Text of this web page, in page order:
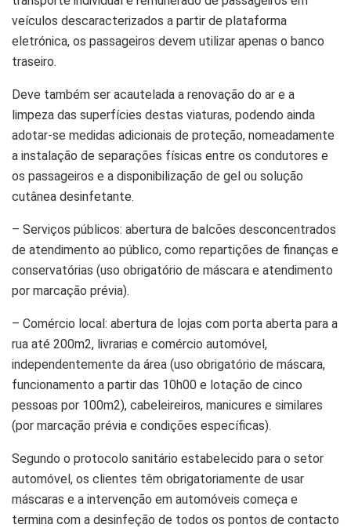
veículos descaracterizados a partir de plataforma
eletrónica, os passageiros devem utilizar apenas o banco
traseiro.
Deve também ser acautelada a renovação do ar e a
limpeza das superfícies destas viaturas, podendo ainda
adotar-se medidas adicionais de proteção, nomeadamente
a instalação de separações físicas entre os condutores e
os passageiros e a disponibilização de gel ou solução
cutânea desinfetante.
– Serviços públicos: abertura de balcões desconcentrados
de atendimento ao público, como repartições de finanças e
conservatórias (uso obrigatório de máscara e atendimento
por marcação prévia).
– Comércio local: abertura de lojas com porta aberta para a
rua até 200m2, livrarias e comércio automóvel,
independentemente da área (uso obrigatório de máscara,
funcionamento a partir das 10h00 e lotação de cinco
pessoas por 100m2), cabeleireiros, manicures e similares
(por marcação prévia e condições específicas).
Segundo o protocolo sanitário estabelecido para o setor
automóvel, os clientes têm obrigatoriamente de usar
máscaras e a intervenção em automóveis começa e
termina com a desinfeção de todos os pontos de contacto